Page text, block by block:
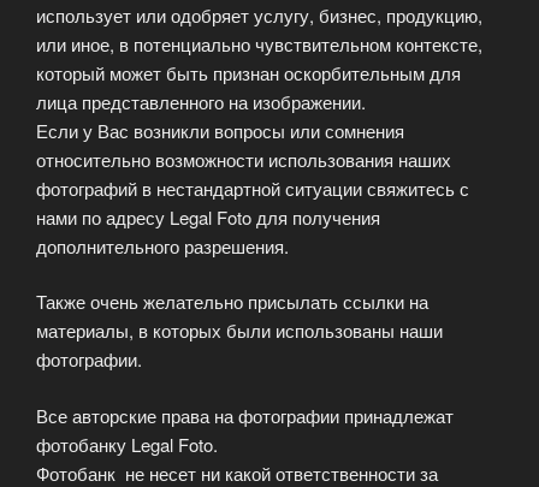
использует или одобряет услугу, бизнес, продукцию,
или иное, в потенциально чувствительном контексте,
который может быть признан оскорбительным для
лица представленного на изображении.
Если у Вас возникли вопросы или сомнения
относительно возможности использования наших
фотографий в нестандартной ситуации свяжитесь с
нами по адресу Legal Foto для получения
дополнительного разрешения.
Также очень желательно присылать ссылки на
материалы, в которых были использованы наши
фотографии.
Все авторские права на фотографии принадлежат
фотобанку Legal Foto.
Фотобанк не несет ни какой ответственности за